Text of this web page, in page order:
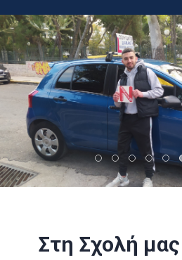
Στη Σχολή